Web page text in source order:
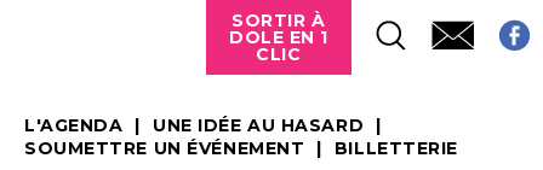
SORTIR À
DOLE EN 1
CLIC
L'AGENDA
UNE IDÉE AU HASARD
SOUMETTRE UN ÉVÉNEMENT
BILLETTERIE